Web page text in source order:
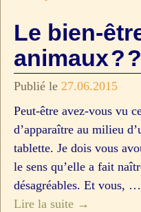
Le bien-
animaux ?
Publié le 27.06.2015
Peut-être avez-vous vu
d’apparaître au milieu
tablette. Je dois vous
le sens qu’elle a fait
désagréables. Et vous, …
Lire la suite →